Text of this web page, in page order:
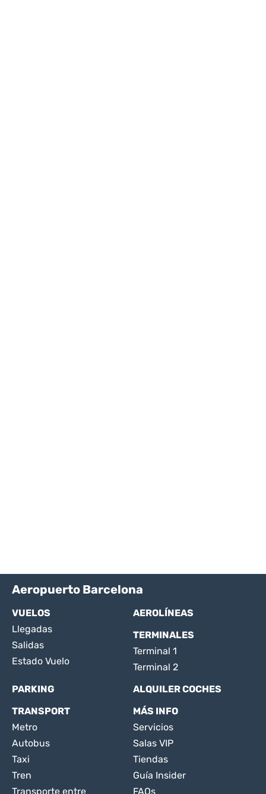
Aeropuerto Barcelona
VUELOS
Llegadas
Salidas
Estado Vuelo
AEROLÍNEAS
TERMINALES
Terminal 1
Terminal 2
PARKING
ALQUILER COCHES
TRANSPORT
Metro
Autobus
Taxi
Tren
Transporte entre
MÁS INFO
Servicios
Salas VIP
Tiendas
Guía Insider
FAQs